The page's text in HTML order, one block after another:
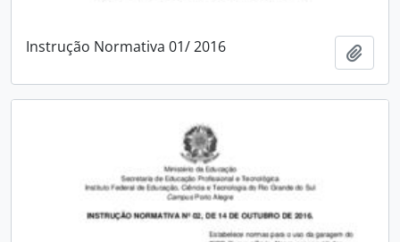
Instrução Normativa 01/ 2016